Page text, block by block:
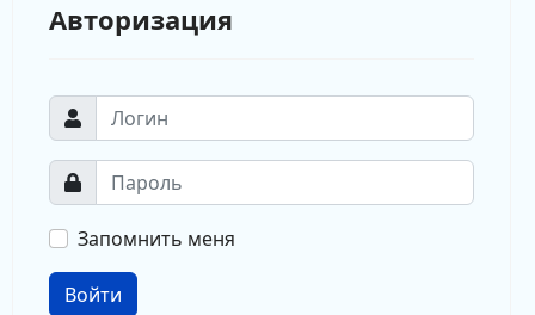
Авторизация
Запомнить меня
Войти